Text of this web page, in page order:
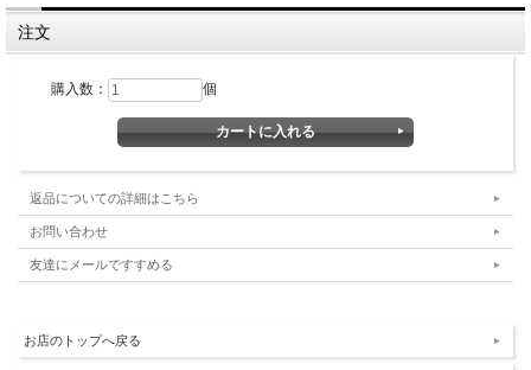
注文
購入数： 個
返品についての詳細はこちら
お問い合わせ
友達にメールですすめる
お店のトップへ戻る